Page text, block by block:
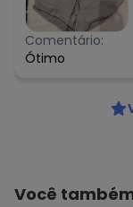
Comentário:
Ótimo
Você